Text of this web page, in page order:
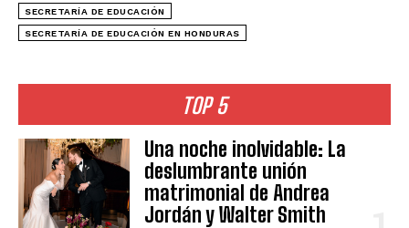
TOP 5
Una noche inolvidable: La
deslumbrante unión
matrimonial de Andrea
Jordán y Walter Smith
SECRETARÍA DE EDUCACIÓN
SECRETARÍA DE EDUCACIÓN EN HONDURAS